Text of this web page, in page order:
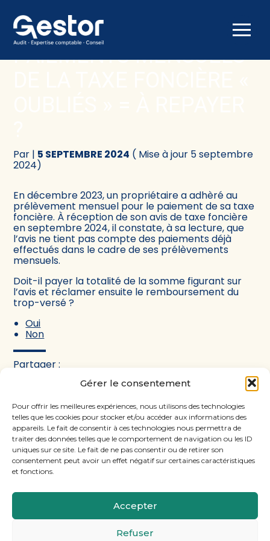
Gérer le consentement
Pour offrir les meilleures expériences, nous utilisons des technologies
telles que les cookies pour stocker et/ou accéder aux informations des
appareils. Le fait de consentir à ces technologies nous permettra de
traiter des données telles que le comportement de navigation ou les ID
uniques sur ce site. Le fait de ne pas consentir ou de retirer son
consentement peut avoir un effet négatif sur certaines caractéristiques
et fonctions.
Accepter
Refuser
Aller
au
Créer et reprendre une activité
Gérer votre quotidien
Comptabilité
Fiscalité
Audit
PAIEMENTS MENSUELS
Par | 5 SEPTEMBRE 2024 ( Mise à jour 5 septembre
2024)
En décembre 2023, un propriétaire a adhèré au
prélèvement mensuel pour le paiement de sa taxe
foncière. À réception de son avis de taxe foncière
en septembre 2024, il constate, à sa lecture, que
l’avis ne tient pas compte des paiements déjà
effectués dans le cadre de ses prélèvements
mensuels.
Doit-il payer la totalité de la somme figurant sur
l’avis et réclamer ensuite le remboursement du
trop-versé ?
Oui
Non
Partager :
FaceBook
TwitterLinkedIn
Footer
11, rue Laugier, 75017 PARIS